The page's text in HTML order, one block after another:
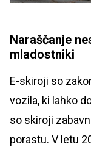
Naraščanje
mladostniki
E-skiroji so
vozila, ki lahko
so skiroji
porastu. V letu